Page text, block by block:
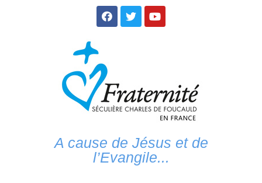
A cause de Jésus et de
l’Evangile...